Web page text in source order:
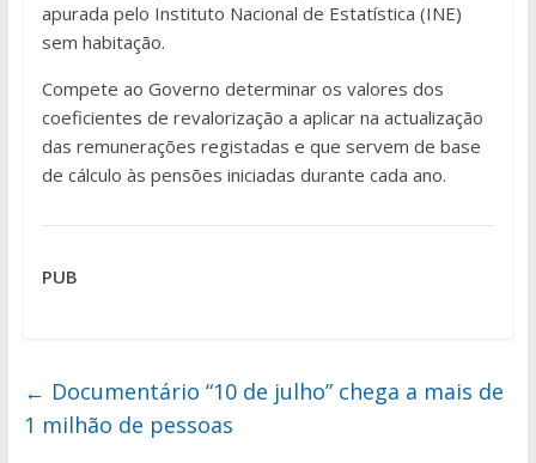
apurada pelo Instituto Nacional de Estatística (INE)
sem habitação.
Compete ao Governo determinar os valores dos
coeficientes de revalorização a aplicar na actualização
das remunerações registadas e que servem de base
de cálculo às pensões iniciadas durante cada ano.
PUB
← Documentário “10 de julho” chega a mais de
1 milhão de pessoas